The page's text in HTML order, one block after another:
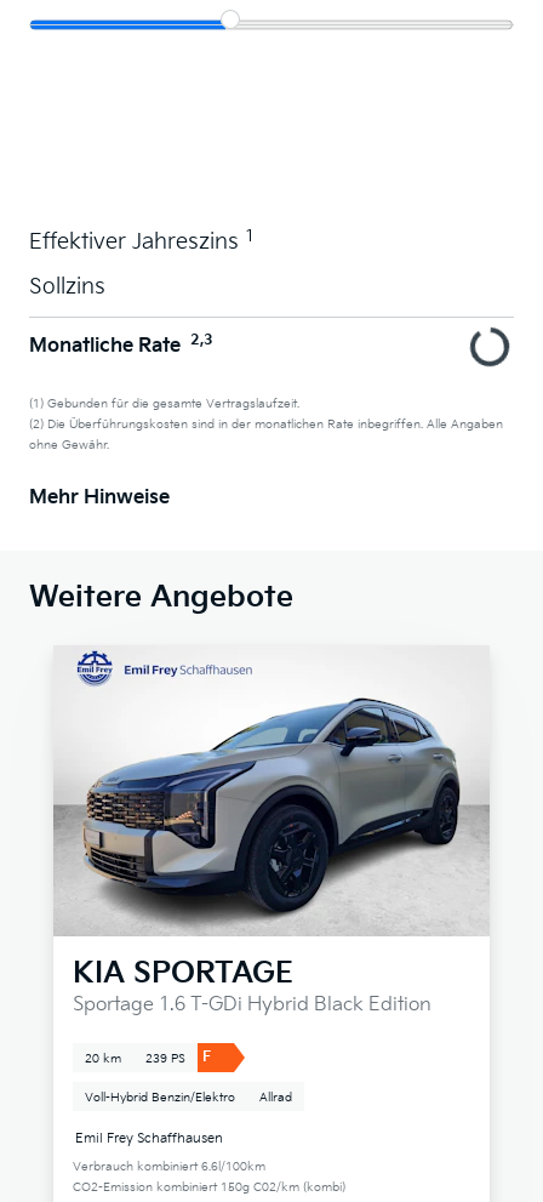
Effektiver Jahreszins 1
Sollzins
Monatliche Rate 2,3
(1) Gebunden für die gesamte Vertragslaufzeit.
(2) Die Überführungskosten sind in der monatlichen Rate inbegriffen. Alle Angaben
ohne Gewähr.
Mehr Hinweise
Weitere Angebote
KIA SPORTAGE
Sportage 1.6 T-GDi Hybrid Black Edition
20 km 239 PS F
Voll-Hybrid Benzin/Elektro Allrad
Emil Frey Schaffhausen
Verbrauch kombiniert 6.6l/100km
CO2-Emission kombiniert 150g C02/km (kombi)